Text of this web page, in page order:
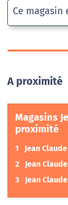
Ce
A proximité
Magasins
proximité
1 Jean
2 Jean
3 Jean